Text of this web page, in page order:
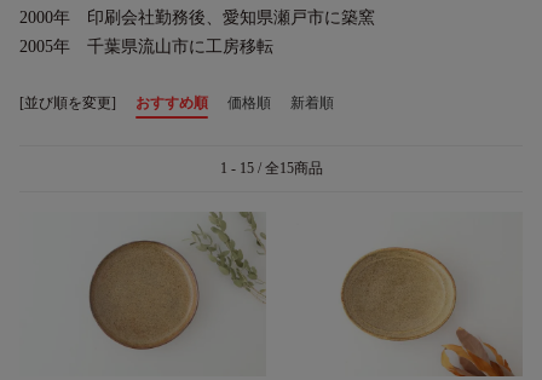
2000年 印刷会社勤務後、愛知県瀬戸市に築窯
2005年 千葉県流山市に工房移転
[並び順を変更] おすすめ順 価格順 新着順
1 - 15 / 全15商品